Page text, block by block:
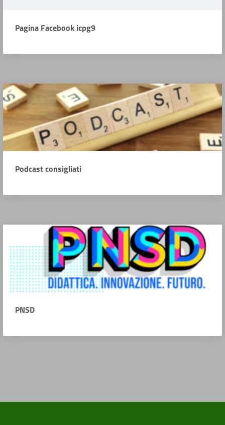
Pagina Facebook icpg9
Podcast consigliati
PNSD